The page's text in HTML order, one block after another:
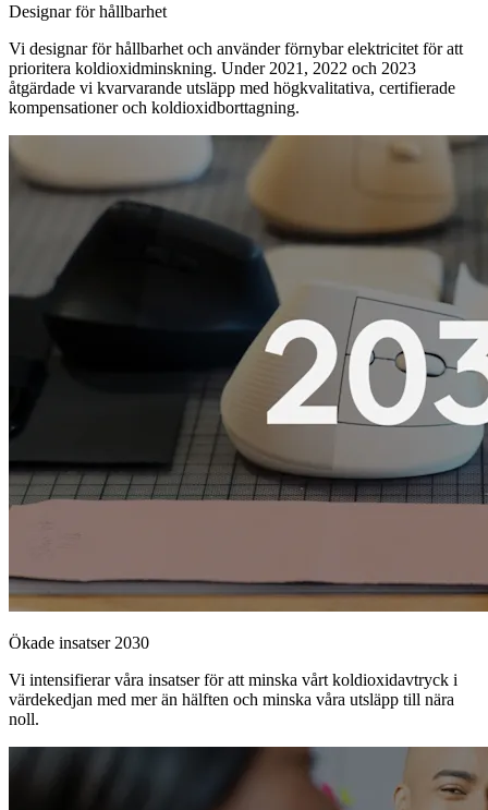
Designar för hållbarhet
Vi designar för hållbarhet och använder förnybar elektricitet för att
prioritera koldioxidminskning. Under 2021, 2022 och 2023
åtgärdade vi kvarvarande utsläpp med högkvalitativa, certifierade
kompensationer och koldioxidborttagning.
Ökade insatser 2030
Vi intensifierar våra insatser för att minska vårt koldioxidavtryck i
värdekedjan med mer än hälften och minska våra utsläpp till nära
noll.